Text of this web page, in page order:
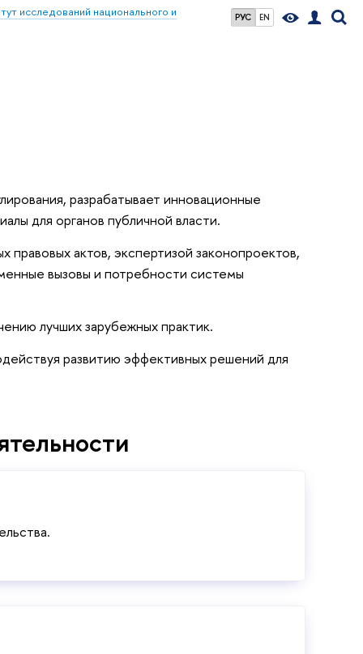
РУС EN
исследований национального и
разрабатывает инновационные
для органов публичной власти.
актов, экспертизой законопроектов,
вызовы и потребности системы
лучших зарубежных практик.
развитию эффективных решений для